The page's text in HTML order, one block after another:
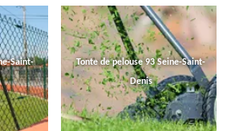
Saint-
Tonte de pelouse 93 Seine-Saint-
Denis